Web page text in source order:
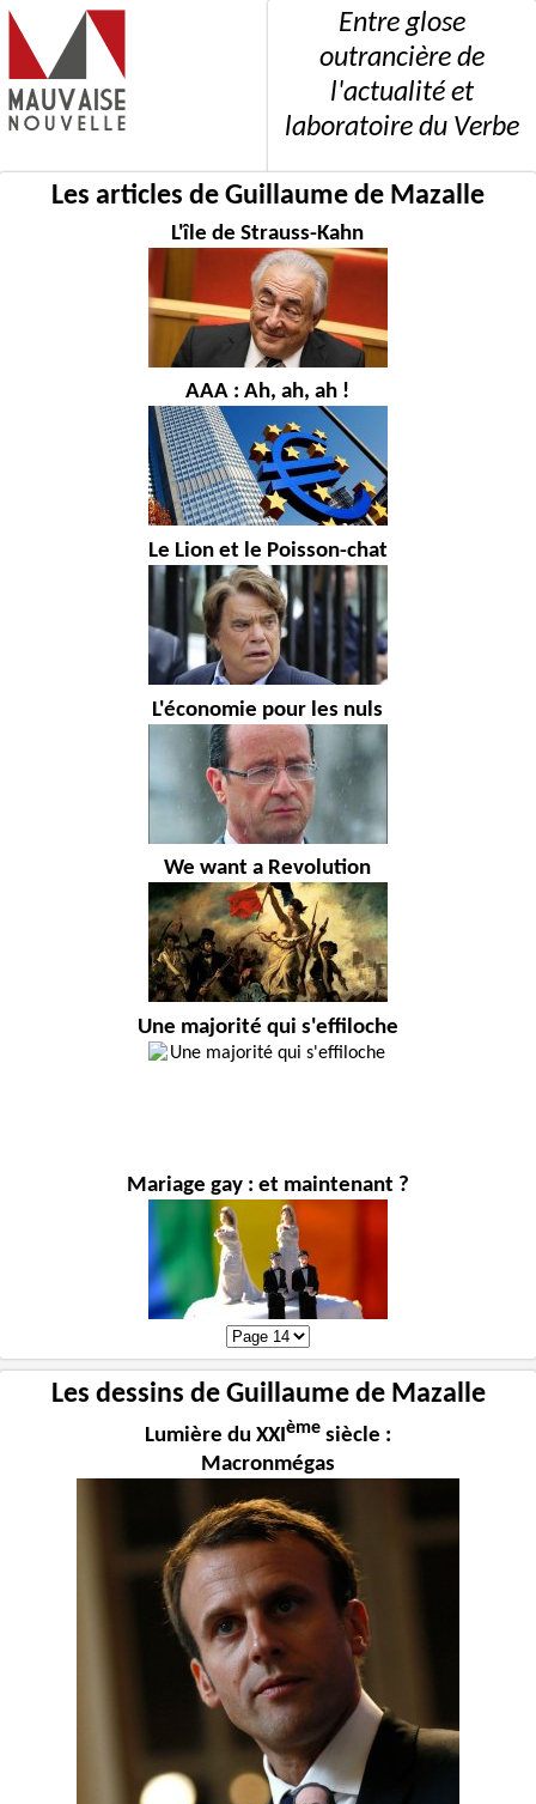
Entre glose
outrancière de
l'actualité et
laboratoire du Verbe
Les articles de Guillaume de Mazalle
L'île de Strauss-Kahn
AAA : Ah, ah, ah !
Le Lion et le Poisson-chat
L'économie pour les nuls
We want a Revolution
Une majorité qui s'effiloche
Mariage gay : et maintenant ?
Les dessins de Guillaume de Mazalle
Lumière du XXIème siècle :
Macronmégas